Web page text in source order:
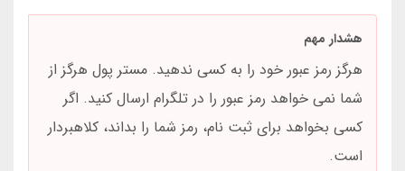
هشدار مهم
هرگز رمز عبور خود را به کسی ندهید. مستر پول هرگز از
شما نمی خواهد رمز عبور را در تلگرام ارسال کنید. اگر
کسی بخواهد برای ثبت نام، رمز شما را بداند، کلاهبردار
است.